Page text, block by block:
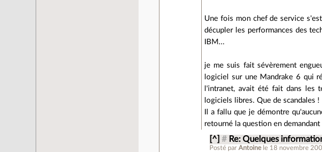
Une fois mon chef de service
décupler les performances des
IBM...
je me suis fait sévèrement
logiciel sur une Mandrake 6 qui
l'intranet, avait été fait dans les
logiciels libres. Que de scandales !
Il a fallu que je démontre
retourné la question en
[^] # Re: Quelques
Posté parAntoine le 18 novembre